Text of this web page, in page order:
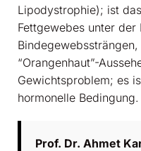
Lipodystrophie); ist
Fettgewebes unter
“Orangenhaut”-
Gewichtsproblem; es
hormonelle Bedingung.
Prof. Dr. Ahmet